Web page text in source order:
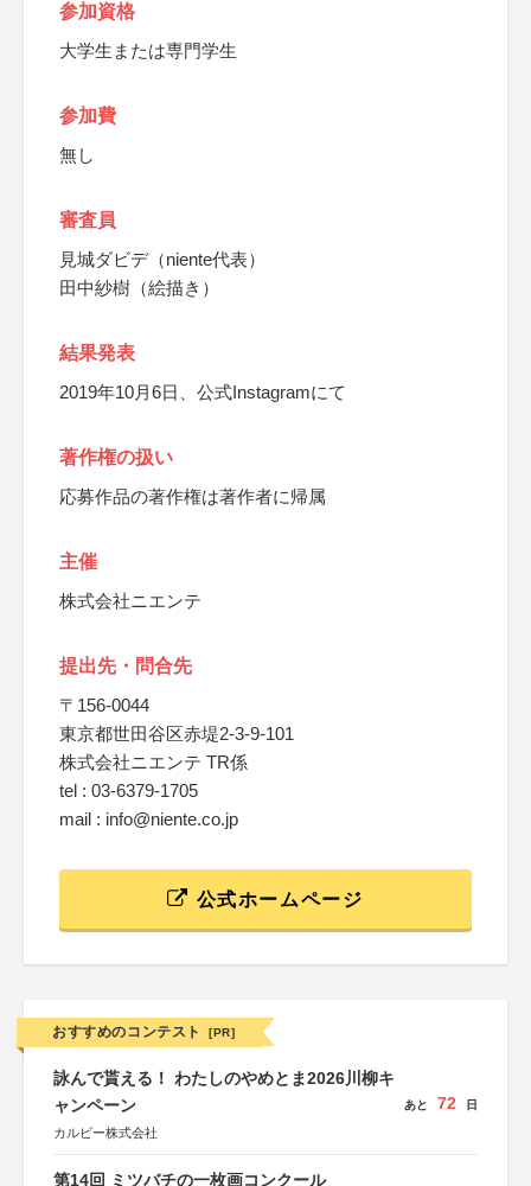
参加資格
大学生または専門学生
参加費
無し
審査員
見城ダビデ（niente代表）
田中紗樹（絵描き）
結果発表
2019年10月6日、公式Instagramにて
著作権の扱い
応募作品の著作権は著作者に帰属
主催
株式会社ニエンテ
提出先・問合先
〒156-0044
東京都世田谷区赤堤2-3-9-101
株式会社ニエンテ TR係
tel : 03-6379-1705
mail : info@niente.co.jp
公式ホームページ
おすすめのコンテスト [PR]
詠んで貰える！ わたしのやめとま2026川柳キ
ャンペーン
カルビー株式会社
あと 72 日
第14回 ミツバチの一枚画コンクール